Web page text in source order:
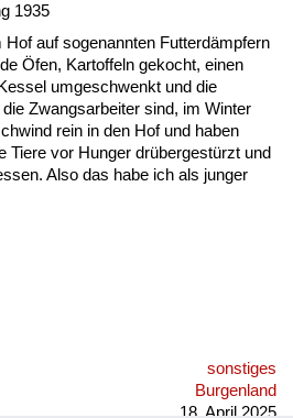
Kategorie
Mütter, Kinder
1935
auf sogenannten Futterdämpfern
Öfen, Kartoffeln gekocht, einen
umgeschwenkt und die
Zwangsarbeiter sind, im Winter
rein in den Hof und haben
Tiere vor Hunger drübergestürzt und
Also das habe ich als junger
sonstiges
Burgenland
18. April 2025